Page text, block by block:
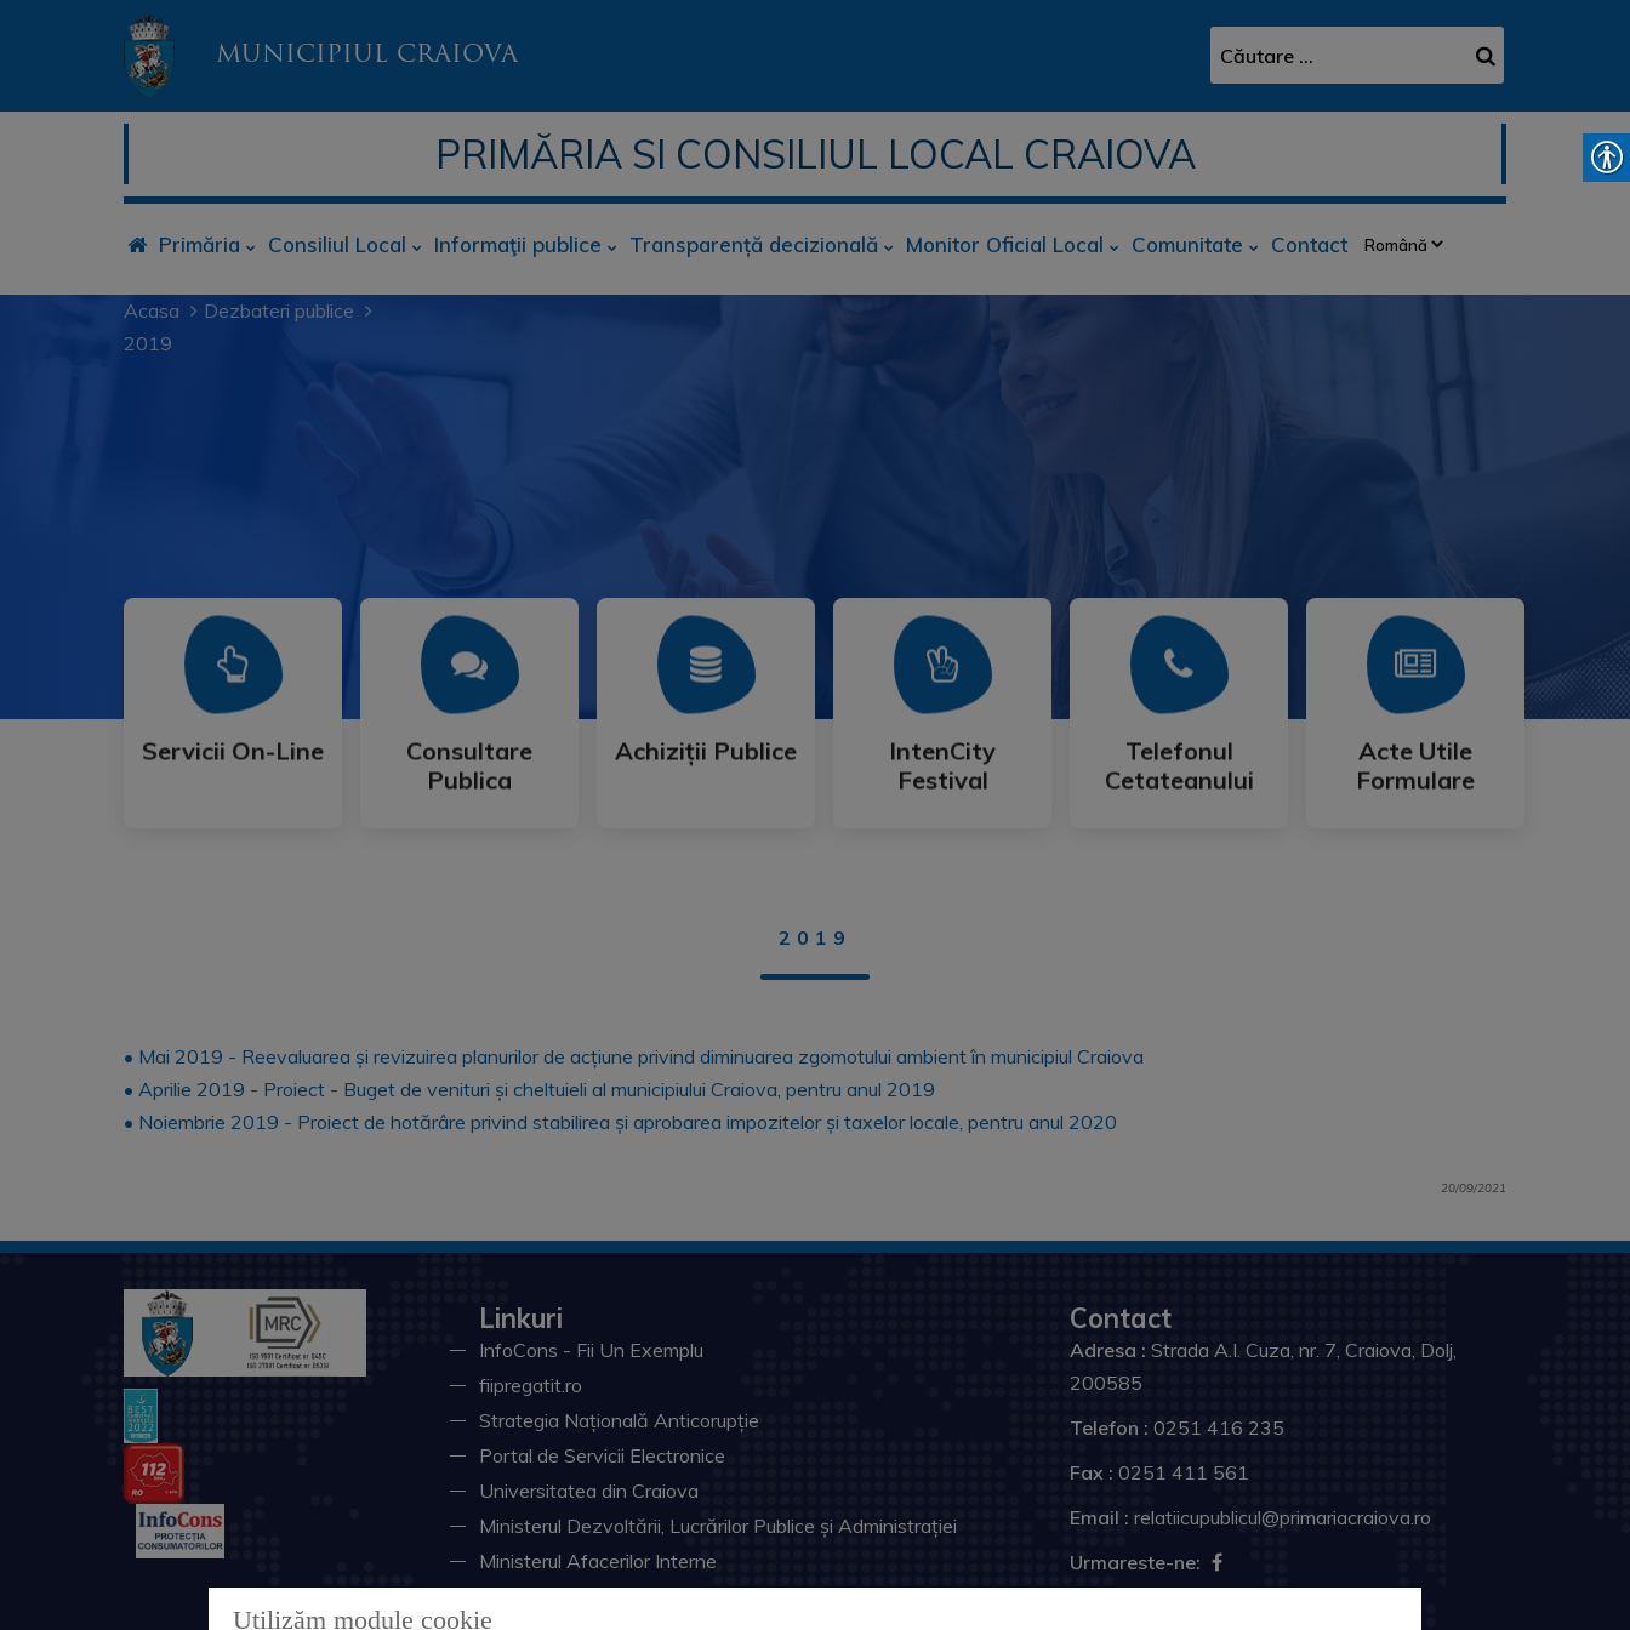
MUNICIPIUL CRAIOVA
PRIMĂRIA SI CONSILIUL LOCAL CRAIOVA
Primăria Consiliul Local Informaţii publice Transparență decizională Monitor Oficial Local Comunitate Contact
Acasa
Dezbateri publice
2019
Servicii On-Line
Servicii On-Line
Mai Mult
Consultare
Publica
Consultare
Publica
Mai Mult
Achiziții Publice
Achiziții Publice
Mai Mult
IntenCity
Festival
IntenCity
Festival
Mai Mult
Telefonul
Cetateanului
Telefonul
Cetateanului
Mai Mult
Acte Utile
Formulare
Acte Utile
Formulare
Mai Mult
2019
• Mai 2019 - Reevaluarea și revizuirea planurilor de acțiune privind diminuarea zgomotului ambient în municipiul Craiova
• Aprilie 2019 - Proiect - Buget de venituri și cheltuieli al municipiului Craiova, pentru anul 2019
• Noiembrie 2019 - Proiect de hotărâre privind stabilirea și aprobarea impozitelor și taxelor locale, pentru anul 2020
20/09/2021
Linkuri
InfoCons - Fii Un Exemplu
fiipregatit.ro
Strategia Națională Anticorupție
Portal de Servicii Electronice
Universitatea din Craiova
Ministerul Dezvoltării, Lucrărilor Publice și Administrației
Ministerul Afacerilor Interne
Contact
Adresa : Strada A.I. Cuza, nr. 7, Craiova, Dolj,
200585
Telefon : 0251 416 235
Fax : 0251 411 561
Email : relatiicupublicul@primariacraiova.ro
Urmareste-ne:
Utilizăm module cookie